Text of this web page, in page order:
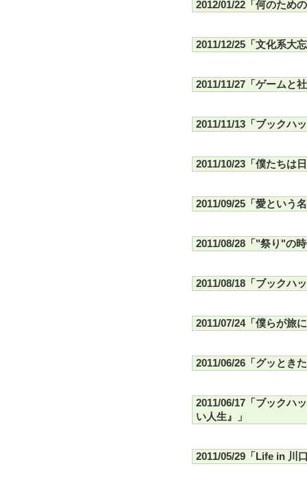
2012/01/22「何のため
2011/12/25「文化系大
2011/11/27「ゲームと
2011/11/13「ブックハ
2011/10/23「僕たちは
2011/09/25「愛という
2011/08/28「"祭り"の
2011/08/18「ブックハ
2011/07/24「僕らが旅
2011/06/26「グッとき
2011/06/17「ブックハ
い人生』」
2011/05/29「Life in 川